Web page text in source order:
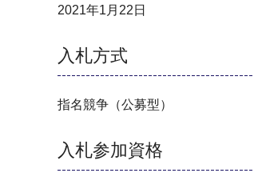
2021年1月22日
入札方式
指名競争（公募型）
入札参加資格